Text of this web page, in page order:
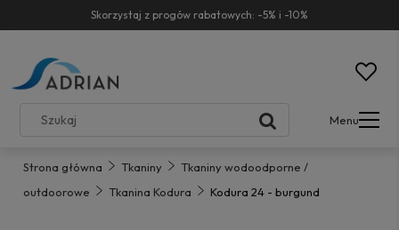
Skorzystaj z progów rabatowych: -5% i -10%
Menu
Strona główna Tkaniny
Tkaniny wodoodporne /
outdoorowe
Tkanina Kodura Kodura 24 - burgund